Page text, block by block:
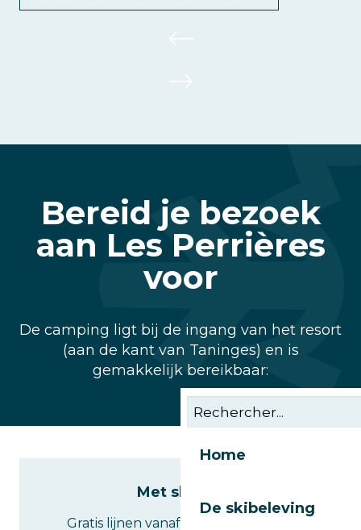
Home
De skibeleving
Bereid je bezoek
aan Les Perrières
voor
De camping ligt bij de ingang van het resort
(aan de kant van Taninges) en is
gemakkelijk bereikbaar:
Met shuttle
Gratis lijnen vanaf het station (halte